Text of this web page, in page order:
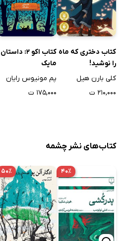
کتاب دختری که ماه
را نوشید!
کلی بارن هیل
۲۱۰,۰۰۰ ت
کتاب اکو 2: داستان
مایک
پم مونیوس رایان
۱۷۵,۰۰۰ ت
کتاب‌های نشر چشمه
۴۰٪ ۵۰٪